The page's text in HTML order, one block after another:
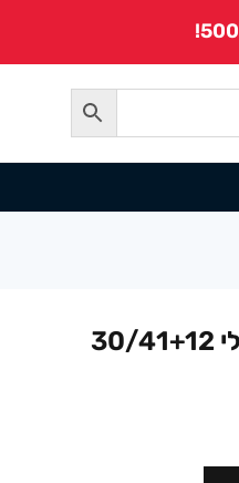
שקית קרטון נקודות מטאלי 30/41+12